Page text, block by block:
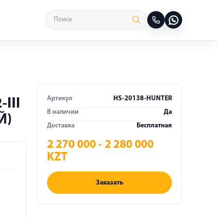
III
Артикул
HS-20138-HUNTER
В наличии
Да
Доставка
Бесплатная
2 270 000 - 2 280 000
KZT
Заказать